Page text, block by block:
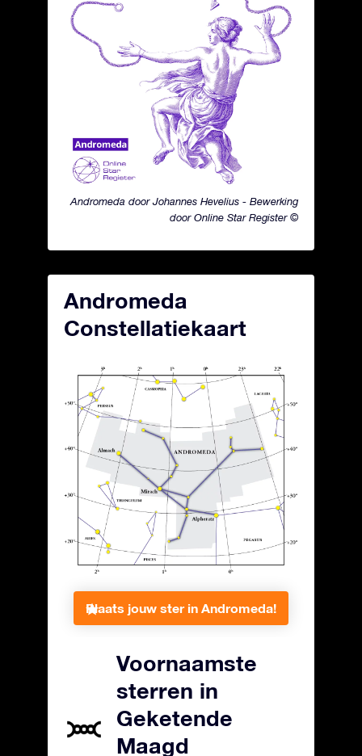
Andromeda door Johannes Hevelius - Bewerking
door Online Star Register ©
Andromeda
Constellatiekaart
Plaats jouw ster in Andromeda!
Voornaamste
sterren in
Geketende
Maagd